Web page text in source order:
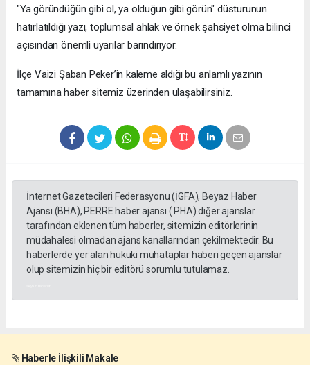
"Ya göründüğün gibi ol, ya olduğun gibi görün" düsturunun
hatırlatıldığı yazı, toplumsal ahlak ve örnek şahsiyet olma bilinci
açısından önemli uyarılar barındırıyor.
​İlçe Vaizi Şaban Peker’in kaleme aldığı bu anlamlı yazının
tamamına haber sitemiz üzerinden ulaşabilirsiniz.
İnternet Gazetecileri Federasyonu (İGFA), Beyaz Haber
Ajansı (BHA), PERRE haber ajansı ( PHA) diğer ajanslar
tarafından eklenen tüm haberler, sitemizin editörlerinin
müdahalesi olmadan ajans kanallarından çekilmektedir. Bu
haberlerde yer alan hukuki muhataplar haberi geçen ajanslar
olup sitemizin hiç bir editörü sorumlu tutulamaz.
Haberle İlişkili Makale